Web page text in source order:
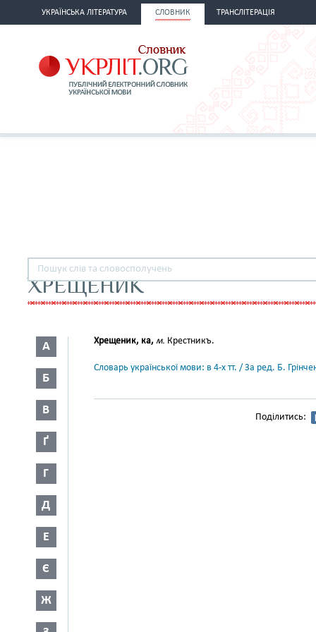
УКРАЇНСЬКА ЛІТЕРАТУРА СЛОВНИК ТРАНСЛІТЕРАЦІЯ
ХРЕЩЕНИК
А
Б
В
Ґ
Г
Д
Е
Є
Ж
Хрещеник, ка, м. Крестникъ.
Словарь української мови: в 4-х тт. / За ред. Б.
Поділитись: